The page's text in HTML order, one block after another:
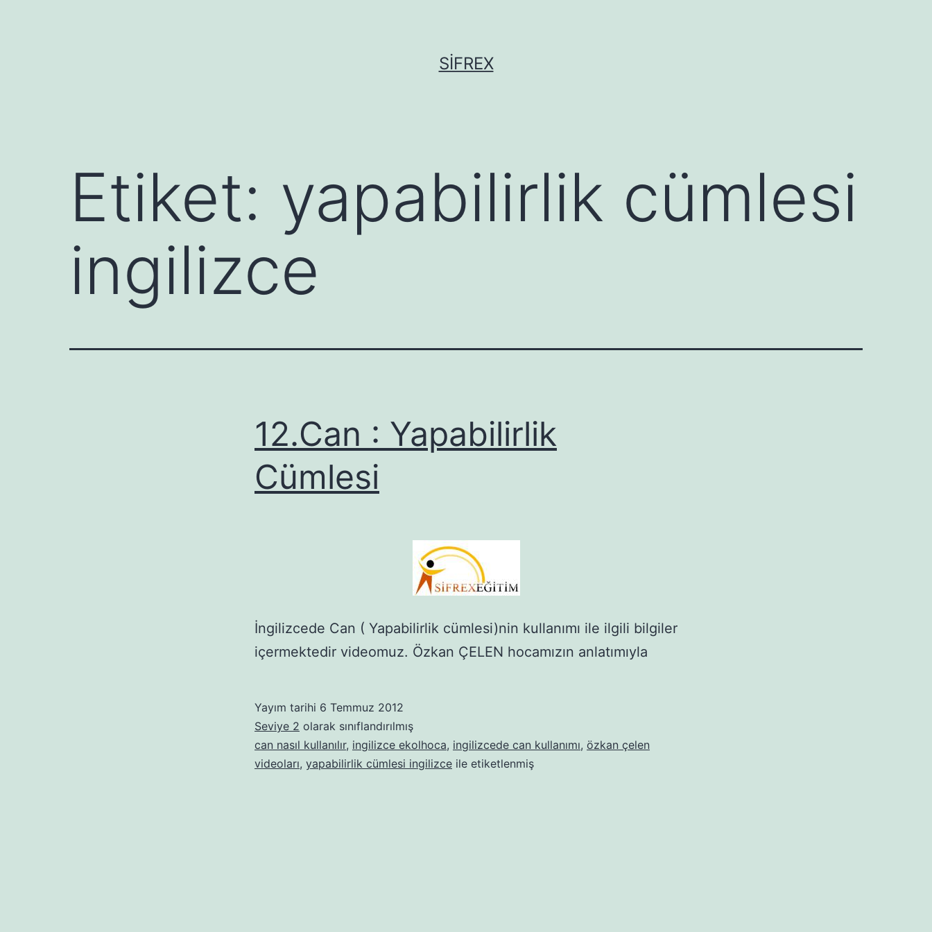
SIFREX
Etiket: yapabilirlik cümlesi
ingilizce
12.Can : Yapabilirlik
Cümlesi
İngilizcede Can ( Yapabilirlik cümlesi)nin kullanımı ile ilgili bilgiler
içermektedir videomuz. Özkan ÇELEN hocamızın anlatımıyla
Yayım tarihi 6 Temmuz 2012
Seviye 2 olarak sınıflandırılmış
can nasıl kullanılır, ingilizce ekolhoca, ingilizcede can kullanımı, özkan çelen
videoları, yapabilirlik cümlesi ingilizce ile etiketlenmiş